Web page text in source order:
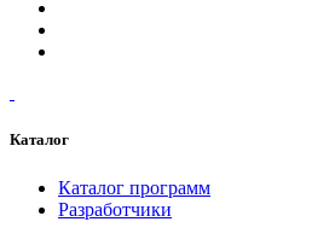
Каталог
Каталог программ
Разработчики